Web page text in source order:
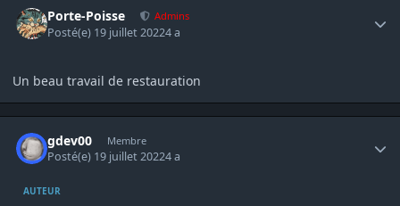
Porte-Poisse Admins
Posté(e) 19 juillet 20224 a
Un beau travail de restauration
gdev00 Membre
Posté(e) 19 juillet 20224 a
AUTEUR